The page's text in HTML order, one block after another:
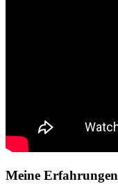
Meine Erfahrungen